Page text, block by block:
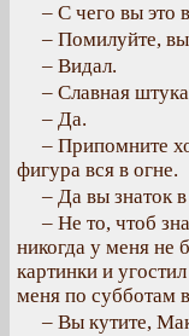
– С чего вы это
– Помилуйте,
– Видал.
– Славная
– Да.
– Припомните
фигура вся в огне.
– Да вы знаток
– Не то, чтоб
никогда у меня не
картинки и
меня по субботам
– Вы кутите,